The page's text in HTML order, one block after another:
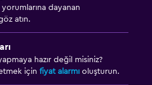
dayanan
atın.
hazır değil misiniz?
için fiyat alarmı oluşturun.